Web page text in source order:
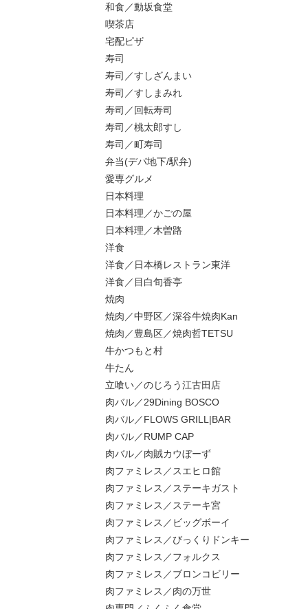
和食／動坂食堂
喫茶店
宅配ピザ
寿司
寿司／すしざんまい
寿司／すしまみれ
寿司／回転寿司
寿司／桃太郎すし
寿司／町寿司
弁当(デパ地下/駅弁)
愛専グルメ
日本料理
日本料理／かごの屋
日本料理／木曽路
洋食
洋食／日本橋レストラン東洋
洋食／目白旬香亭
焼肉
焼肉／中野区／深谷牛焼肉Kan
焼肉／豊島区／焼肉哲TETSU
牛かつもと村
牛たん
立喰い／のじろう江古田店
肉バル／29Dining BOSCO
肉バル／FLOWS GRILL|BAR
肉バル／RUMP CAP
肉バル／肉賊カウぼーず
肉ファミレス／スエヒロ館
肉ファミレス／ステーキガスト
肉ファミレス／ステーキ宮
肉ファミレス／ビッグボーイ
肉ファミレス／びっくりドンキー
肉ファミレス／フォルクス
肉ファミレス／ブロンコビリー
肉ファミレス／肉の万世